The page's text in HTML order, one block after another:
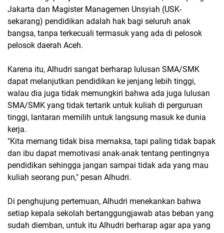
Jakarta dan Magister Managemen Unsyiah (USK-
sekarang) pendidikan adalah hak bagi seluruh anak
bangsa, tanpa terkecuali termasuk yang ada di pelosok
pelosok daerah Aceh.
Karena itu, Alhudri sangat berharap lulusan SMA/SMK
dapat melanjutkan pendidikan ke jenjang lebih tinggi,
walau dia juga tidak memungkiri bahwa ada juga lulusan
SMA/SMK yang tidak tertarik untuk kuliah di perguruan
tinggi, lantaran memilih untuk langsung masuk ke dunia
kerja.
"Kita memang tidak bisa memaksa, tapi paling tidak bapak
dan ibu dapat memotivasi anak-anak tentang pentingnya
pendidikan sehingga jangan sampai tidak ada yang mau
kuliah seorang pun," pesan Alhudri.
Di penghujung pertemuan, Alhudri menekankan bahwa
setiap kepala sekolah bertanggungjawab atas beban yang
sudah diemban, untuk itu Alhudri berharap agar apa yang